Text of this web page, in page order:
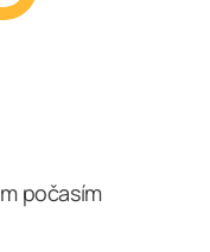
počasím